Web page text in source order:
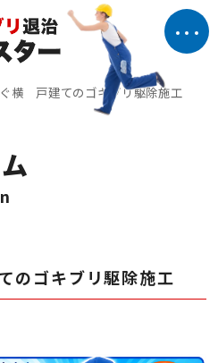
横 戸建てのゴキブリ駆除施工
のゴキブリ駆除施工